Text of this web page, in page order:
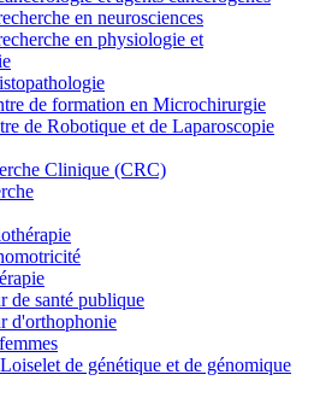
en neurosciences
en physiologie et
de formation en Microchirurgie
de Robotique et de Laparoscopie
Clinique (CRC)
de santé publique
d'orthophonie
de génétique et de génomique